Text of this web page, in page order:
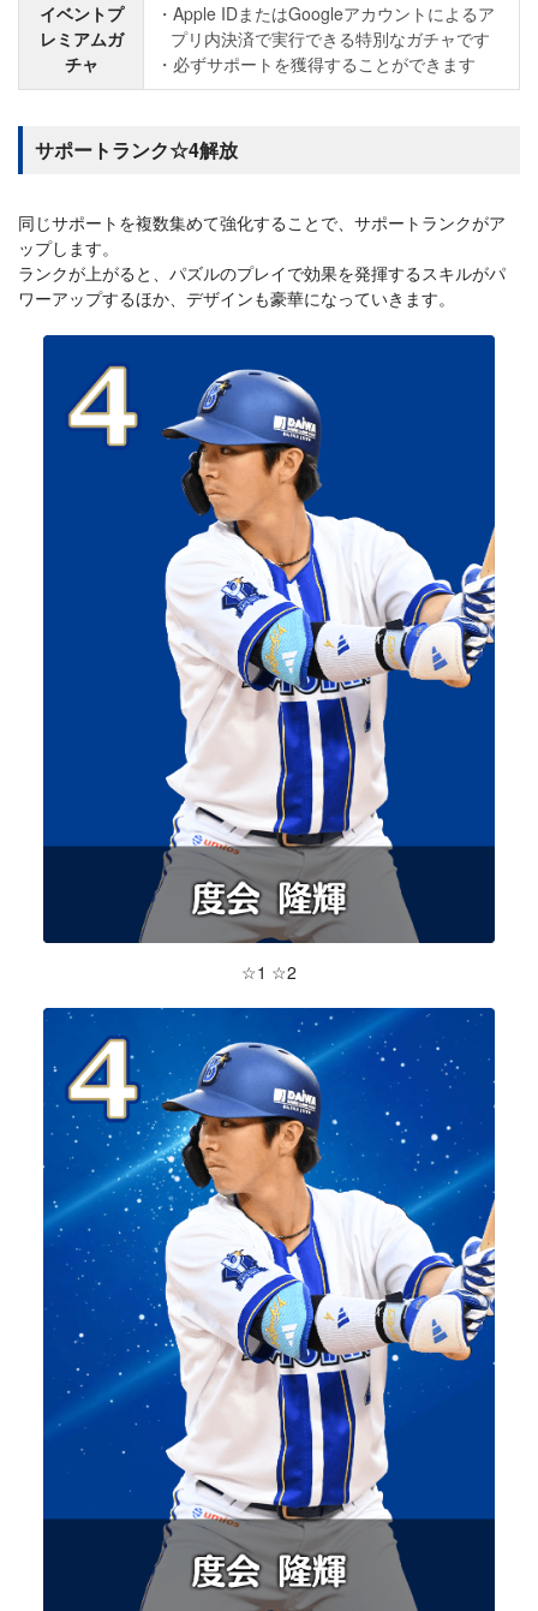
イベントプ
レミアムガ
チャ
Apple IDまたはGoogleアカウントによるア
プリ内決済で実行できる特別なガチャです
必ずサポートを獲得することができます
サポートランク☆4解放
同じサポートを複数集めて強化することで、サポートランクがア
ップします。
ランクが上がると、パズルのプレイで効果を発揮するスキルがパ
ワーアップするほか、デザインも豪華になっていきます。
☆1 ☆2